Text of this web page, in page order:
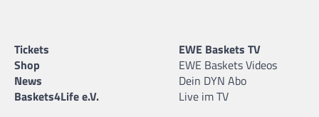
Tickets
Shop
News
Baskets4Life e.V.
EWE Baskets TV
EWE Baskets Videos
Dein DYN Abo
Live im TV